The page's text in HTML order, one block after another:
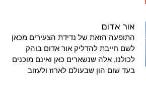
אור אדום
התופעה הזאת של נדידת הצעירים מכאן
לשם חייבת להדליק אור אדום בוהק
לכולנו, אלה שנשארים כאן ואינם מוכנים
בעד שום הון שבעולם לארוז ולעזוב